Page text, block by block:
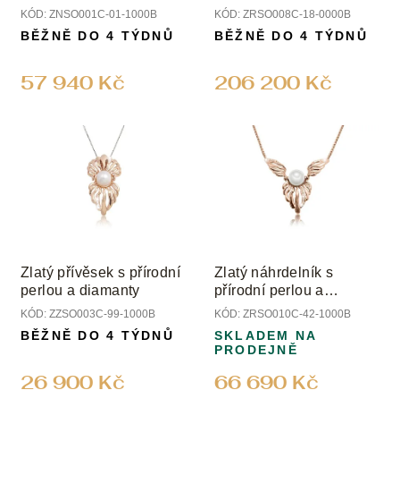
diamanty
KÓD: ZNSO001C-01-1000B
57 940 Kč
BĚŽNĚ DO 4 TÝDNŮ
KÓD: ZRSO008C-18-0000B
206 200 Kč
BĚŽNĚ DO 4 TÝDNŮ
Zlatý přívěsek s přírodní
perlou a diamanty
KÓD: ZZSO003C-99-1000B
26 900 Kč
BĚŽNĚ DO 4 TÝDNŮ
Zlatý náhrdelník s
přírodní perlou a
diamanty
KÓD: ZRSO010C-42-1000B
66 690 Kč
SKLADEM NA
PRODEJNĚ